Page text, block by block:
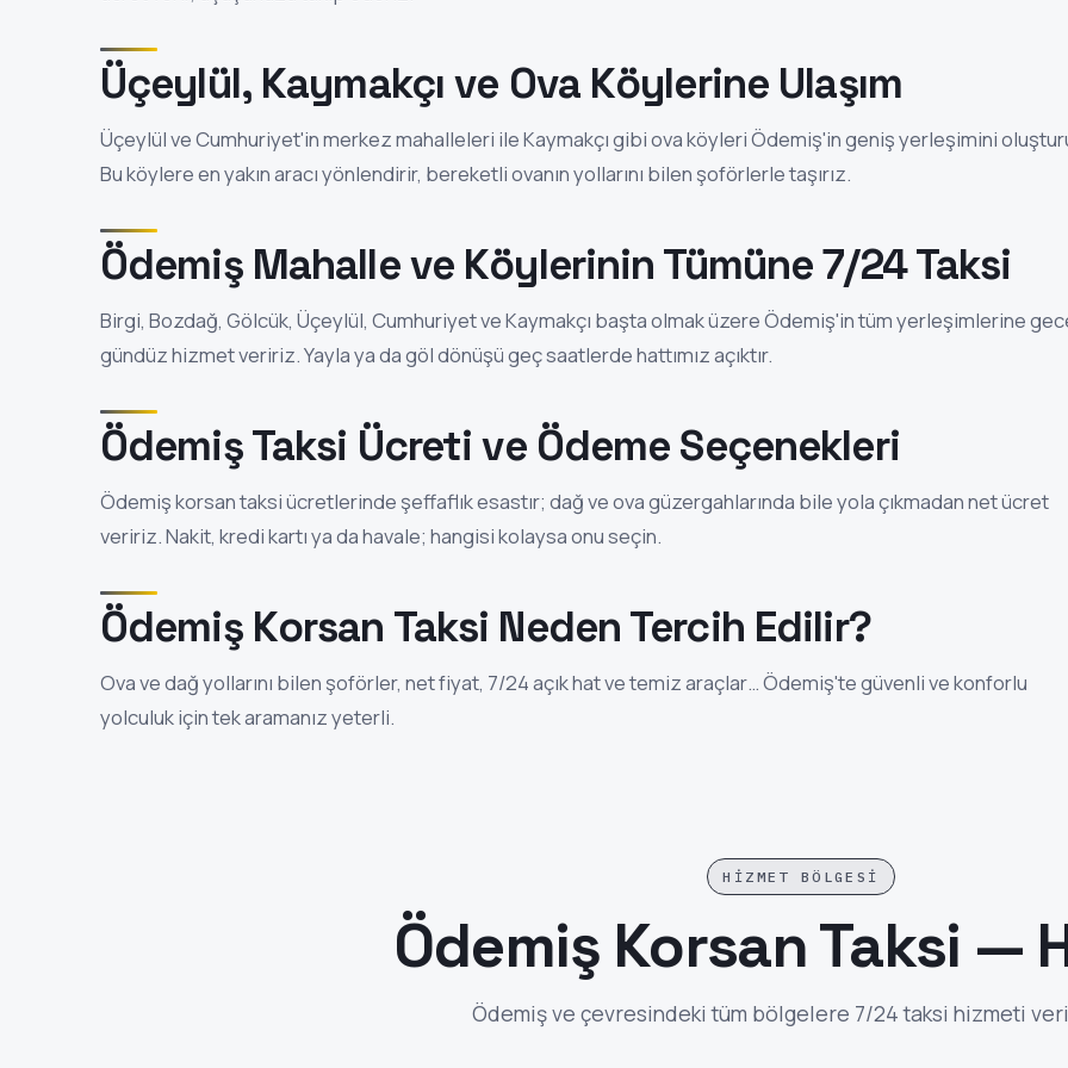
Üçeylül, Kaymakçı ve Ova Köylerine Ulaşım
Üçeylül ve Cumhuriyet'in merkez mahalleleri ile Kaymakçı gibi ova köyleri Ödemiş'in geniş yerleşimini
Bu köylere en yakın aracı yönlendirir, bereketli ovanın yollarını bilen şoförlerle taşırız.
Ödemiş Mahalle ve Köylerinin Tümüne 7/24 Taksi
Birgi, Bozdağ, Gölcük, Üçeylül, Cumhuriyet ve Kaymakçı başta olmak üzere Ödemiş'in tüm yerleşimlerine
gündüz hizmet veririz. Yayla ya da göl dönüşü geç saatlerde hattımız açıktır.
Ödemiş Taksi Ücreti ve Ödeme Seçenekleri
Ödemiş korsan taksi ücretlerinde şeffaflık esastır; dağ ve ova güzergahlarında bile yola çıkmadan net ücret
veririz. Nakit, kredi kartı ya da havale; hangisi kolaysa onu seçin.
Ödemiş Korsan Taksi Neden Tercih Edilir?
Ova ve dağ yollarını bilen şoförler, net fiyat, 7/24 açık hat ve temiz araçlar… Ödemiş'te güvenli ve konforlu
yolculuk için tek aramanız yeterli.
HIZMET BÖLGESI
Ödemiş Korsan Taksi —
Ödemiş ve çevresindeki tüm bölgelere 7/24 taksi hizmeti